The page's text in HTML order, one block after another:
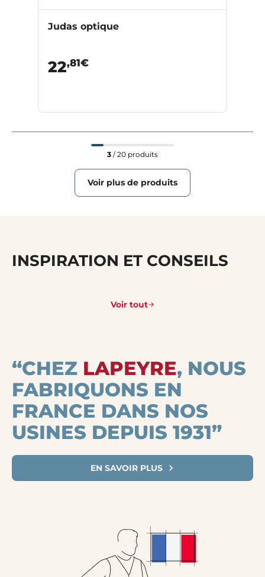
Judas optique
22,81€
3 / 20 produits
Voir plus de produits
INSPIRATION ET CONSEILS
Voir tout
“CHEZ LAPEYRE, NOUS
FABRIQUONS EN
FRANCE DANS NOS
USINES DEPUIS 1931”
EN SAVOIR PLUS